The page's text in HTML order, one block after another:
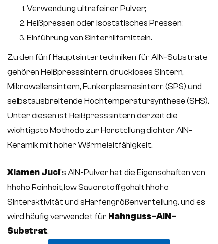
Verwendung ultrafeiner Pulver;
Heißpressen oder isostatisches Pressen;
Einführung von Sinterhilfsmitteln.
Zu den fünf Hauptsintertechniken für AlN-Substrate
gehören Heißpresssintern, druckloses Sintern,
Mikrowellensintern, Funkenplasmasintern (SPS) und
selbstausbreitende Hochtemperatursynthese (SHS).
Unter diesen ist Heißpresssintern derzeit die
wichtigste Methode zur Herstellung dichter AlN-
Keramik mit hoher Wärmeleitfähigkeit.
Xiamen Juci's AlN-Pulver hat die Eigenschaften von
hhohe Reinheit,low Sauerstoffgehalt,hhohe
Sinteraktivität und sHarfengrößenverteilung. und es
wird häufig verwendet für Hahnguss-AlN-
Substrat.